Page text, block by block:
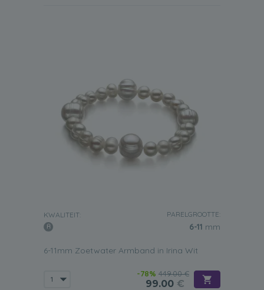
KWALITEIT: PARELGROOTTE:
6-11 mm
6-11mm Zoetwater Armband in Irina Wit
-78% 449.00 €
99.00 €